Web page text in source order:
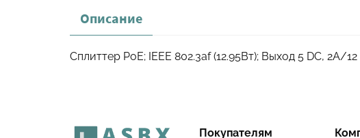
Описание
Сплиттер PoE; IEEE 802.3af (12.95Вт); Выход 5 DC, 2А/
Покупателям